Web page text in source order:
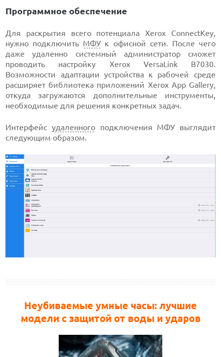
Программное обеспечение
Для раскрытия всего потенциала Xerox ConnectKey,
нужно подключить МФУ к офисной сети. После чего
даже удаленно системный администратор сможет
проводить настройку Xerox VersaLink B7030.
Возможности адаптации устройства к рабочей среде
расширяет библиотека приложений Xerox App Gallery,
откуда загружаются дополнительные инструменты,
необходимые для решения конкретных задач.
Интерфейс удаленногоподключения МФУ выглядит
следующим образом.
Неубиваемые умные часы: лучшие
модели с защитой от воды и ударов